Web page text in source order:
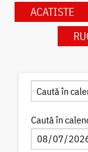
ACATISTE
Caută în